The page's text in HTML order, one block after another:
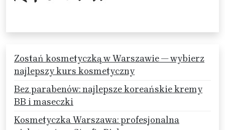
Zostań kosmetyczką w Warszawie — wybierz
najlepszy kurs kosmetyczny
Bez parabenów: najlepsze koreańskie kremy
BB i maseczki
Kosmetyczka Warszawa: profesjonalna